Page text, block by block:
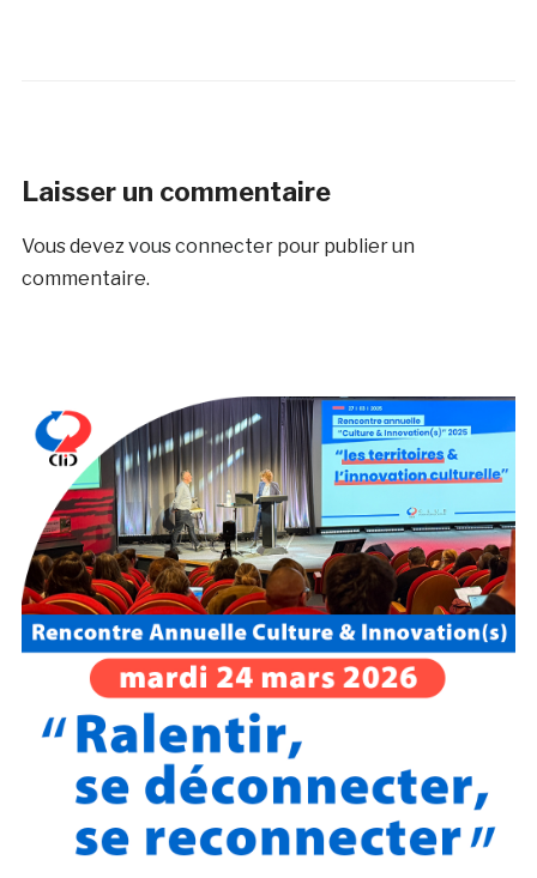
Laisser un commentaire
Vous devez vous connecterpour publier un
commentaire.